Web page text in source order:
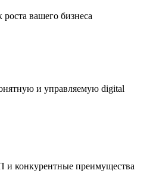
вашего бизнеса
и управляемую digital
и конкурентные преимущества